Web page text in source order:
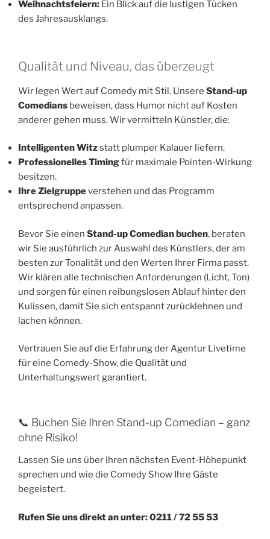
Weihnachtsfeiern: Ein Blick auf die lustigen Tücken
des Jahresausklangs.
Qualität und Niveau, das überzeugt
Wir legen Wert auf Comedy mit Stil. Unsere Stand-up
Comedians beweisen, dass Humor nicht auf Kosten
anderer gehen muss. Wir vermitteln Künstler, die:
Intelligenten Witzstatt plumper Kalauer liefern.
Professionelles Timingfür maximale Pointen-Wirkung
besitzen.
Ihre Zielgruppeverstehen und das Programm
entsprechend anpassen.
Bevor Sie einen Stand-up Comedian buchen, beraten
wir Sie ausführlich zur Auswahl des Künstlers, der am
besten zur Tonalität und den Werten Ihrer Firma passt.
Wir klären alle technischen Anforderungen (Licht, Ton)
und sorgen für einen reibungslosen Ablauf hinter den
Kulissen, damit Sie sich entspannt zurücklehnen und
lachen können.
Vertrauen Sie auf die Erfahrung der Agentur Livetime
für eine Comedy-Show, die Qualität und
Unterhaltungswert garantiert.
📞 Buchen Sie Ihren Stand-up Comedian – ganz
ohne Risiko!
Lassen Sie uns über Ihren nächsten Event-Höhepunkt
sprechen und wie die Comedy Show Ihre Gäste
begeistert.
Rufen Sie uns direkt an unter: 0211 / 72 55 53